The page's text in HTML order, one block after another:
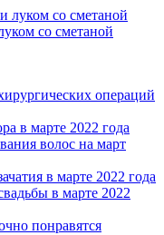
со сметаной
операций
в марте 2022 года
волос на март
в марте 2022 года
в марте 2022
понравятся